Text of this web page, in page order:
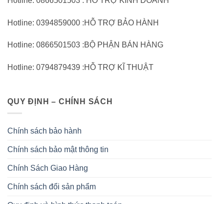
Hotline: 0394859000 :HỖ TRỢ BẢO HÀNH
Hotline: 0866501503 :BỘ PHẬN BÁN HÀNG
Hotline: 0794879439 :HỖ TRỢ KĨ THUẬT
QUY ĐỊNH – CHÍNH SÁCH
Chính sách bảo hành
Chính sách bảo mật thông tin
Chính Sách Giao Hàng
Chính sách đổi sản phẩm